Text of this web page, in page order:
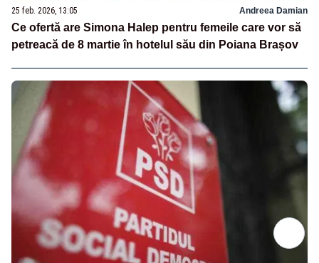
25 feb. 2026, 13:05 Andreea Damian
Ce ofertă are Simona Halep pentru femeile care vor să
petreacă de 8 martie în hotelul său din Poiana Brașov